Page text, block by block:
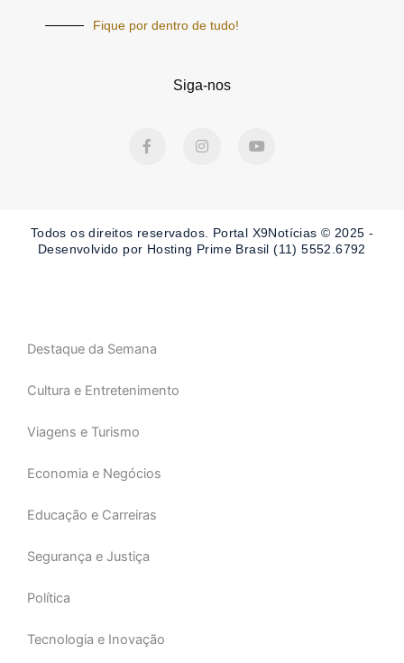
Fique por dentro de tudo!
Siga-nos
a
k
-
n
a
m
o
Todos os direitos reservados. Portal X9Notícias © 2025 -
Desenvolvido por Hosting Prime Brasil (11) 5552.6792
Destaque da Semana
Cultura e Entretenimento
Viagens e Turismo
Economia e Negócios
Educação e Carreiras
Segurança e Justiça
Política
Tecnologia e Inovação